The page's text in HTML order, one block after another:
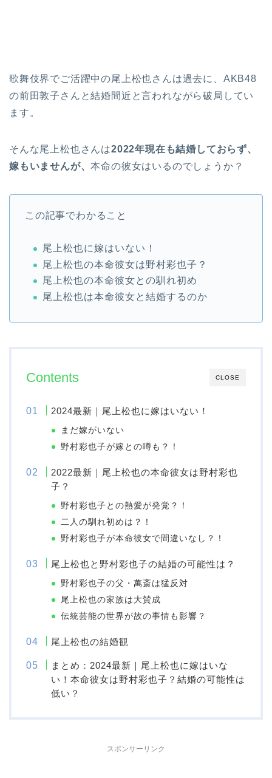
歌舞伎界でご活躍中の尾上松也さんは過去に、AKB48
の前田敦子さんと結婚間近と言われながら破局してい
ます。
そんな尾上松也さんは2022年現在も結婚しておらず、
嫁もいませんが、本命の彼女はいるのでしょうか？
この記事でわかること
尾上松也に嫁はいない！
尾上松也の本命彼女は野村彩也子？
尾上松也の本命彼女との馴れ初め
尾上松也は本命彼女と結婚するのか
CLOSE
Contents
2024最新｜尾上松也に嫁はいない！
まだ嫁がいない
野村彩也子が嫁との噂も？！
2022最新｜尾上松也の本命彼女は野村彩也
子？
野村彩也子との熱愛が発覚？！
二人の馴れ初めは？！
野村彩也子が本命彼女で間違いなし？！
尾上松也と野村彩也子の結婚の可能性は？
野村彩也子の父・萬斎は猛反対
尾上松也の家族は大賛成
伝統芸能の世界が故の事情も影響？
尾上松也の結婚観
まとめ：2024最新｜尾上松也に嫁はいな
い！本命彼女は野村彩也子？結婚の可能性は
低い？
スポンサーリンク